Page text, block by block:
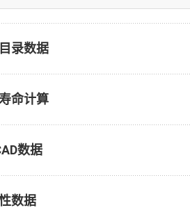
录数据
命计算
数据
数据